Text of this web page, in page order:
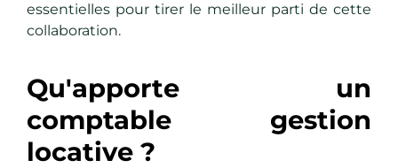
essentielles pour tirer le meilleur parti de cette
collaboration.
Qu'apporte un
comptable gestion
locative ?